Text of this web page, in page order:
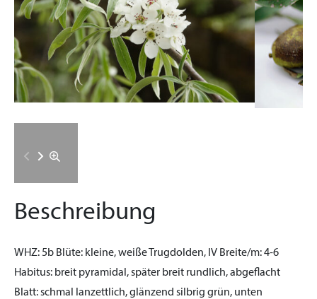
Beschreibung
WHZ:5b Blüte: kleine, weiße Trugdolden, IV Breite/m:4-6
Habitus: breit pyramidal, später breit rundlich, abgeflacht
Blatt:schmal lanzettlich, glänzend silbrig grün, unten